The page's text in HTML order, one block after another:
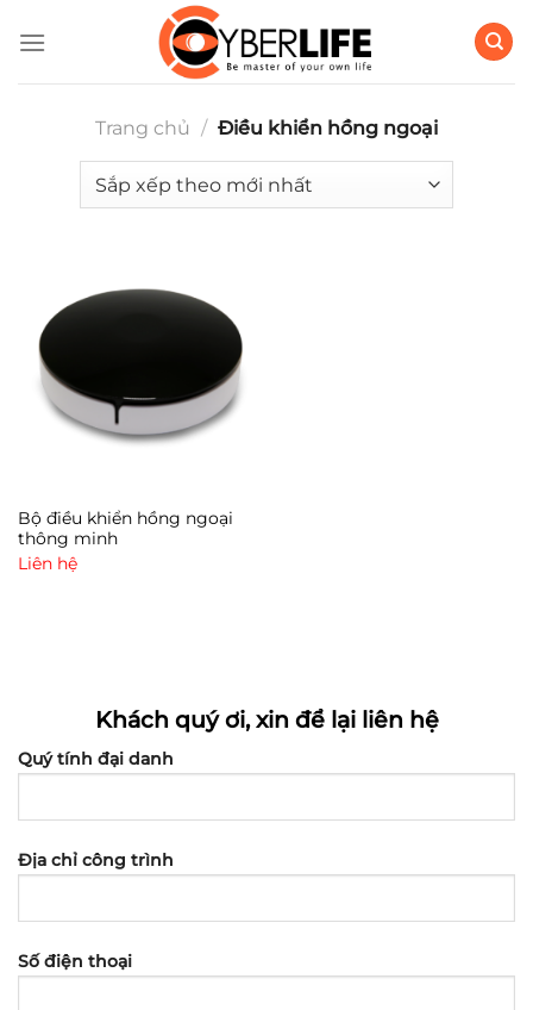
qua
Trang chủ / Điều khiển hồng ngoại
Bộ điều khiển hồng ngoại
thông minh
Liên hệ
Khách quý ơi, xin để lại liên hệ
Quý tính đại danh
Địa chỉ công trình
Số điện thoại